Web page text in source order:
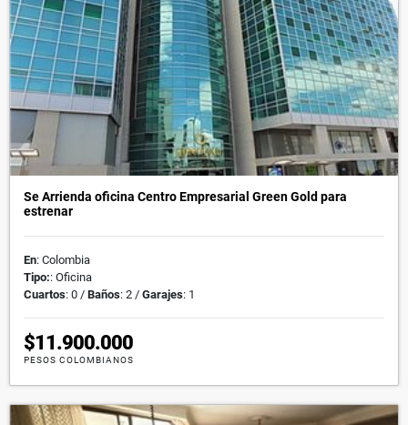
Se Arrienda oficina Centro Empresarial Green Gold para
estrenar
En: Colombia
Tipo:: Oficina
Cuartos: 0 / Baños: 2 / Garajes: 1
$11.900.000
PESOS COLOMBIANOS